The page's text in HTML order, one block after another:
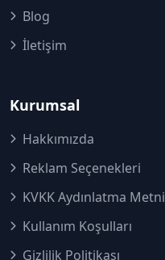
Blog
İletişim
Kurumsal
Hakkımızda
Reklam Seçenekleri
KVKK Aydınlatma Metni
Kullanım Koşulları
Gizlilik Politikası